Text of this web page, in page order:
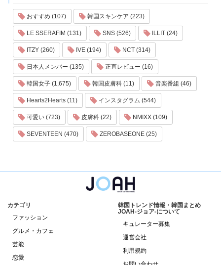
おすすめ (107) 韓国スキンケア (223)
LE SSERAFIM (131) SNS (526) ILLIT (24)
ITZY (260) IVE (194) NCT (314)
日本人メンバー (135) 正直レビュー (16)
韓国女子 (1,675) 韓国皮膚科 (11) 音楽番組 (46)
Hearts2Hearts (11) インスタグラム (544)
可愛い (723) 皮膚科 (22) NMIXX (109)
SEVENTEEN (470) ZEROBASEONE (25)
カテゴリ
ファッション
グルメ・カフェ
芸能
恋愛
韓国トレンド情報・韓国まとめ
JOAH-ジョア-について
キュレーター募集
運営会社
利用規約